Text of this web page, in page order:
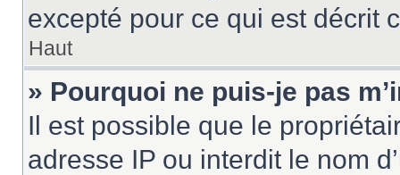
excepté pour ce qui est décrit
Haut
» Pourquoi ne puis-je pas
Il est possible que le
adresse IP ou interdit le nom